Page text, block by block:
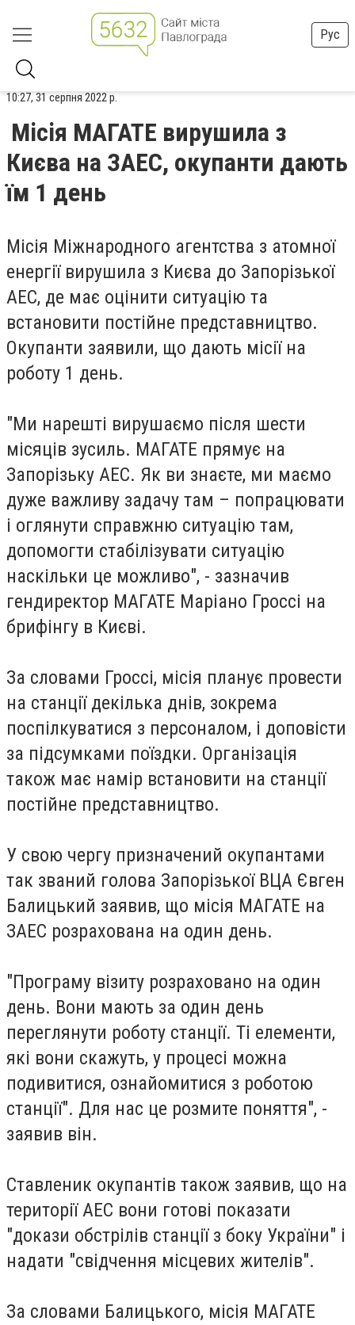
Рус
10:27, 31 серпня 2022 р.
Місія МАГАТЕ вирушила з
Києва на ЗАЕС, окупанти дають
їм 1 день
Місія Міжнародного агентства з атомної
енергії вирушила з Києва до Запорізької
АЕС, де має оцінити ситуацію та
встановити постійне представництво.
Окупанти заявили, що дають місії на
роботу 1 день.
"Ми нарешті вирушаємо після шести
місяців зусиль. МАГАТЕ прямує на
Запорізьку АЕС. Як ви знаєте, ми маємо
дуже важливу задачу там – попрацювати
і оглянути справжню ситуацію там,
допомогти стабілізувати ситуацію
наскільки це можливо", - зазначив
гендиректор МАГАТЕ Маріано Гроссі на
брифінгу в Києві.
За словами Гроссі, місія планує провести
на станції декілька днів, зокрема
поспілкуватися з персоналом, і доповісти
за підсумками поїздки. Організація
також має намір встановити на станції
постійне представництво.
У свою чергу призначений окупантами
так званий голова Запорізької ВЦА Євген
Балицький заявив, що місія МАГАТЕ на
ЗАЕС розрахована на один день.
"Програму візиту розраховано на один
день. Вони мають за один день
переглянути роботу станції. Ті елементи,
які вони скажуть, у процесі можна
подивитися, ознайомитися з роботою
станції". Для нас це розмите поняття", -
заявив він.
Ставленик окупантів також заявив, що на
території АЕС вони готові показати
"докази обстрілів станції з боку України" і
надати "свідчення місцевих жителів".
За словами Балицького, місія МАГАТЕ